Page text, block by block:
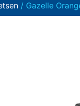
/ Gazelle